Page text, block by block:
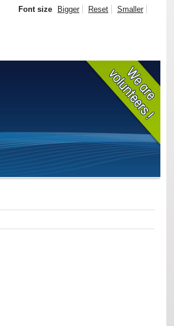
Font size Bigger Reset Smaller